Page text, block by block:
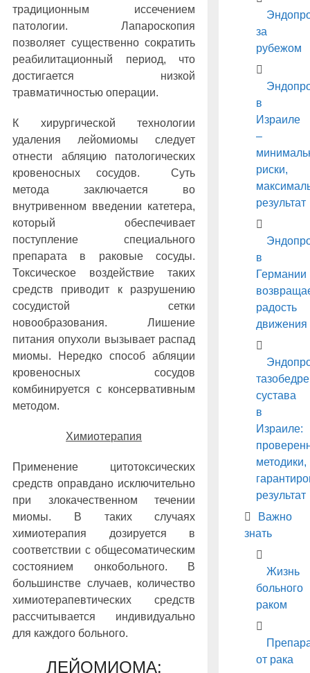
традиционным иссечением
патологии. Лапароскопия
позволяет существенно сократить
реабилитационный период, что
достигается низкой
травматичностью операции.
К хирургической технологии
удаления лейомиомы следует
отнести абляцию патологических
кровеносных сосудов. Суть
метода заключается во
внутривенном введении катетера,
который обеспечивает
поступление специального
препарата в раковые сосуды.
Токсическое воздействие таких
средств приводит к разрушению
сосудистой сетки
новообразования. Лишение
питания опухоли вызывает распад
миомы. Нередко способ абляции
кровеносных сосудов
комбинируется с консервативным
методом.
Химиотерапия
Применение цитотоксических
средств оправдано исключительно
при злокачественном течении
миомы. В таких случаях
химиотерапия дозируется в
соответствии с общесоматическим
состоянием онкобольного. В
большинстве случаев, количество
химиотерапевтических средств
рассчитывается индивидуально
для каждого больного.
ЛЕЙОМИОМА:
за
рубежом
в
Израиле
–
риски,
результат
в
Германии
радость
движения
сустава
в
Израиле:
методики,
результат
Важно
знать
Жизнь
больного
раком
от рака